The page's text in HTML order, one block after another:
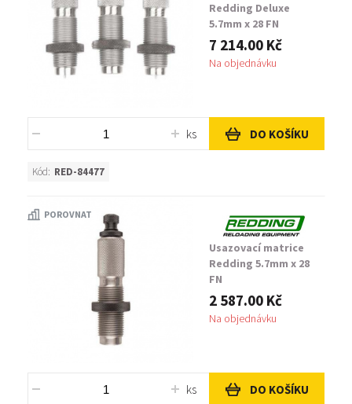
Redding Deluxe
5.7mm x 28 FN
7 214.00 Kč
Na objednávku
ks DO KOŠÍKU
Kód: RED-84477
POROVNAT
Usazovací matrice
Redding 5.7mm x 28
FN
2 587.00 Kč
Na objednávku
ks DO KOŠÍKU